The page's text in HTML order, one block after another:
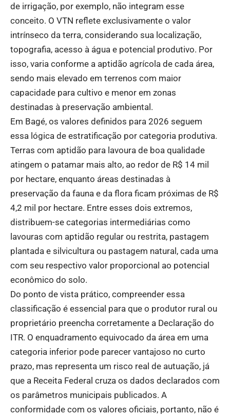
de irrigação, por exemplo, não integram esse
conceito. O VTN reflete exclusivamente o valor
intrínseco da terra, considerando sua localização,
topografia, acesso à água e potencial produtivo. Por
isso, varia conforme a aptidão agrícola de cada área,
sendo mais elevado em terrenos com maior
capacidade para cultivo e menor em zonas
destinadas à preservação ambiental.
Em Bagé, os valores definidos para 2026 seguem
essa lógica de estratificação por categoria produtiva.
Terras com aptidão para lavoura de boa qualidade
atingem o patamar mais alto, ao redor de R$ 14 mil
por hectare, enquanto áreas destinadas à
preservação da fauna e da flora ficam próximas de R$
4,2 mil por hectare. Entre esses dois extremos,
distribuem-se categorias intermediárias como
lavouras com aptidão regular ou restrita, pastagem
plantada e silvicultura ou pastagem natural, cada uma
com seu respectivo valor proporcional ao potencial
econômico do solo.
Do ponto de vista prático, compreender essa
classificação é essencial para que o produtor rural ou
proprietário preencha corretamente a Declaração do
ITR. O enquadramento equivocado da área em uma
categoria inferior pode parecer vantajoso no curto
prazo, mas representa um risco real de autuação, já
que a Receita Federal cruza os dados declarados com
os parâmetros municipais publicados. A
conformidade com os valores oficiais, portanto, não é